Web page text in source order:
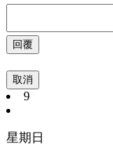
取消
9
星期日